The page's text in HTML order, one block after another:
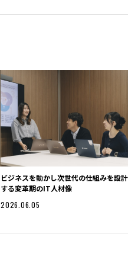
ビジネスを動かし次世代の仕組みを設計
する変革期のIT人材像
2026.06.05